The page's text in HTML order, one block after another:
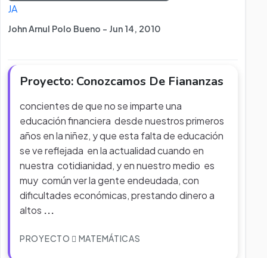
JA
John Arnul Polo Bueno - Jun 14, 2010
Proyecto: Conozcamos De Fiananzas
concientes de que no se imparte una
educación financiera desde nuestros primeros
años en la niñez, y que esta falta de educación
se ve reflejada en la actualidad cuando en
nuestra cotidianidad, y en nuestro medio es
muy común ver la gente endeudada, con
dificultades económicas, prestando dinero a
altos ...
PROYECTO MATEMÁTICAS